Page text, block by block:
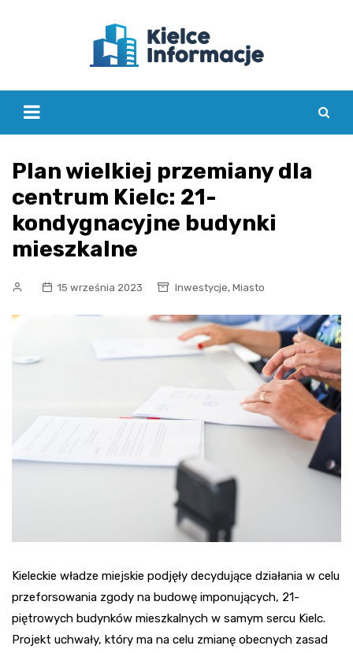
Plan wielkiej przemiany dla
centrum Kielc: 21-
kondygnacyjne budynki
mieszkalne
15 września 2023 Inwestycje, Miasto
Kieleckie władze miejskie podjęły decydujące działania w celu
przeforsowania zgody na budowę imponujących, 21-
piętrowych budynków mieszkalnych w samym sercu Kielc.
Projekt uchwały, który ma na celu zmianę obecnych zasad